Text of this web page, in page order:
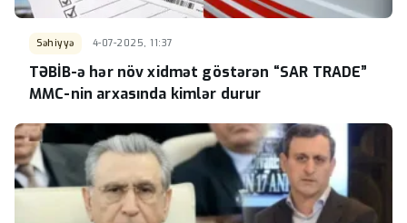
Səhiyyə 4-07-2025, 11:37
TƏBİB-ə hər növ xidmət göstərən “SAR TRADE”
MMC-nin arxasında kimlər durur